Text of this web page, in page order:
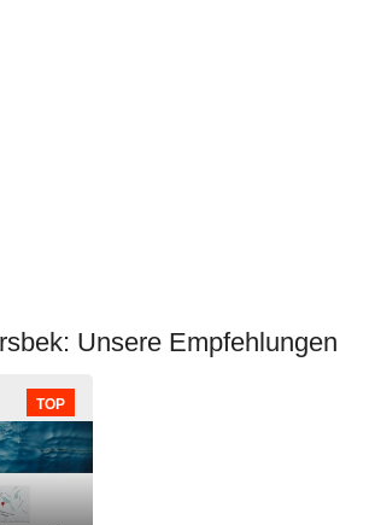
Unsere Empfehlungen
TOP